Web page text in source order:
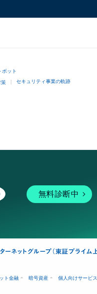
ボット
策 セキュリティ事業の軌跡
無料診断中
ト金融 暗号資産 個人向けサービス